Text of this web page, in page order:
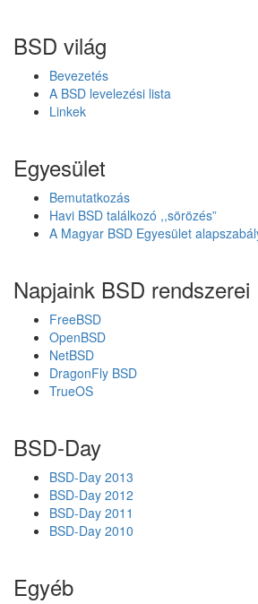
6
o
a
t
o
n
S
o
l
s
BSD világ
Bevezetés
A BSD levelezési lista
Linkek
Egyesület
Bemutatkozás
Havi BSD találkozó ,,sörözés”
A Magyar BSD Egyesület
Napjaink BSD rendszerei
FreeBSD
OpenBSD
NetBSD
DragonFly BSD
TrueOS
BSD-Day
BSD-Day 2013
BSD-Day 2012
BSD-Day 2011
BSD-Day 2010
Egyéb